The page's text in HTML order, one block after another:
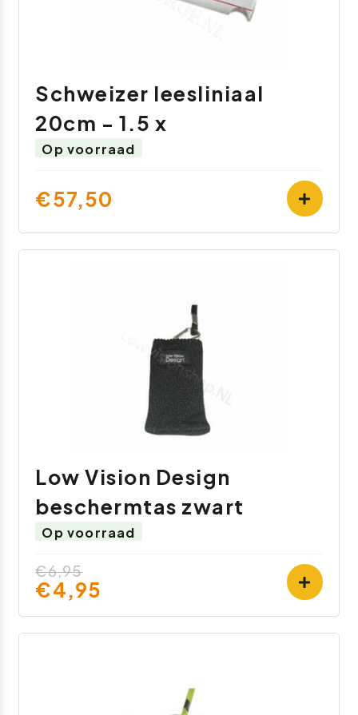
Schweizer leesliniaal
20cm - 1.5 x
Op voorraad
€57,50
Low Vision Design
beschermtas zwart
Op voorraad
€6,95
€4,95